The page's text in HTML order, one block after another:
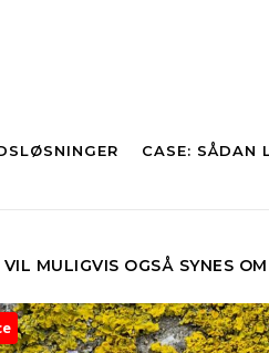
CASE: SÅDAN
VIL MULIGVIS OGSÅ SYNES OM